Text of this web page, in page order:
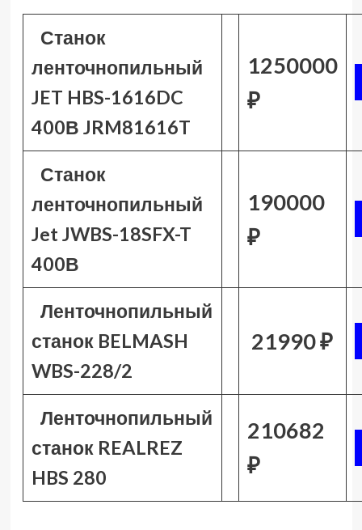
Станок
ленточнопильный
JET HBS-1616DC
400В JRM81616T
1250000
₽
Станок
ленточнопильный
Jet JWBS-18SFX-T
400В
190000
₽
Ленточнопильный
станок BELMASH
WBS-228/2
21990 ₽
Ленточнопильный
станок REALREZ
HBS 280
210682
₽